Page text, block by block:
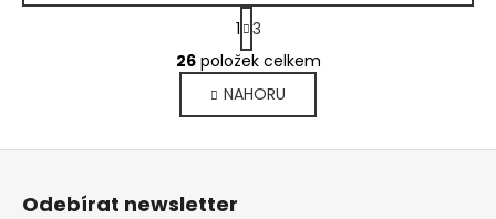
O
v
l
á
d
S
t
r
á
n
k
1 3
26položek celkem
NAHORU
Z
Odebírat newsletter